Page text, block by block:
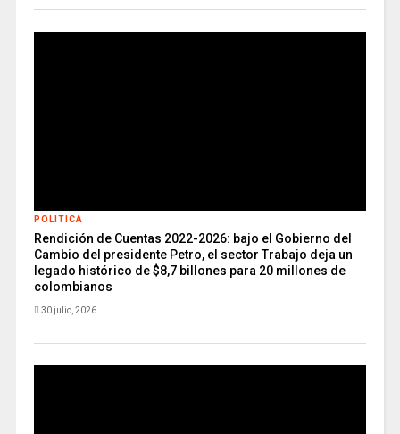
POLITICA
Rendición de Cuentas 2022-2026: bajo el Gobierno del
Cambio del presidente Petro, el sector Trabajo deja un
legado histórico de $8,7 billones para 20 millones de
colombianos
30 julio, 2026